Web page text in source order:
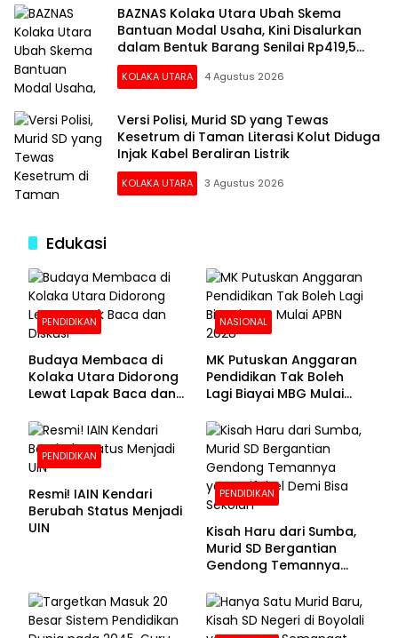
BAZNAS Kolaka Utara Ubah Skema
Bantuan Modal Usaha, Kini Disalurkan
dalam Bentuk Barang Senilai Rp419,5
Juta
KOLAKA UTARA 4 Agustus 2026
Versi Polisi, Murid SD yang Tewas
Kesetrum di Taman Literasi Kolut Diduga
Injak Kabel Beraliran Listrik
KOLAKA UTARA 3 Agustus 2026
Edukasi
PENDIDIKAN
Budaya Membaca di
Kolaka Utara Didorong
Lewat Lapak Baca dan
NASIONAL
MK Putuskan Anggaran
Pendidikan Tak Boleh
Lagi Biayai MBG Mulai
PENDIDIKAN
Resmi! IAIN Kendari
Berubah Status Menjadi
UIN
PENDIDIKAN
Kisah Haru dari Sumba,
Murid SD Bergantian
Gendong Temannya
Sekolah